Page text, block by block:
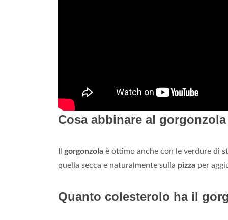
Cosa abbinare al
gorgonzola è ottimo anche con le verdure di
quella secca e naturalmente sulla pizza per
Quanto colesterolo ha il